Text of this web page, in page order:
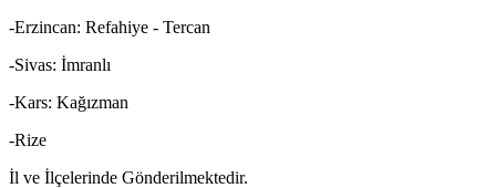
-Erzincan: Refahiye - Tercan
-Sivas: İmranlı
-Kars: Kağızman
-Rize
İl ve İlçelerinde Gönderilmektedir.